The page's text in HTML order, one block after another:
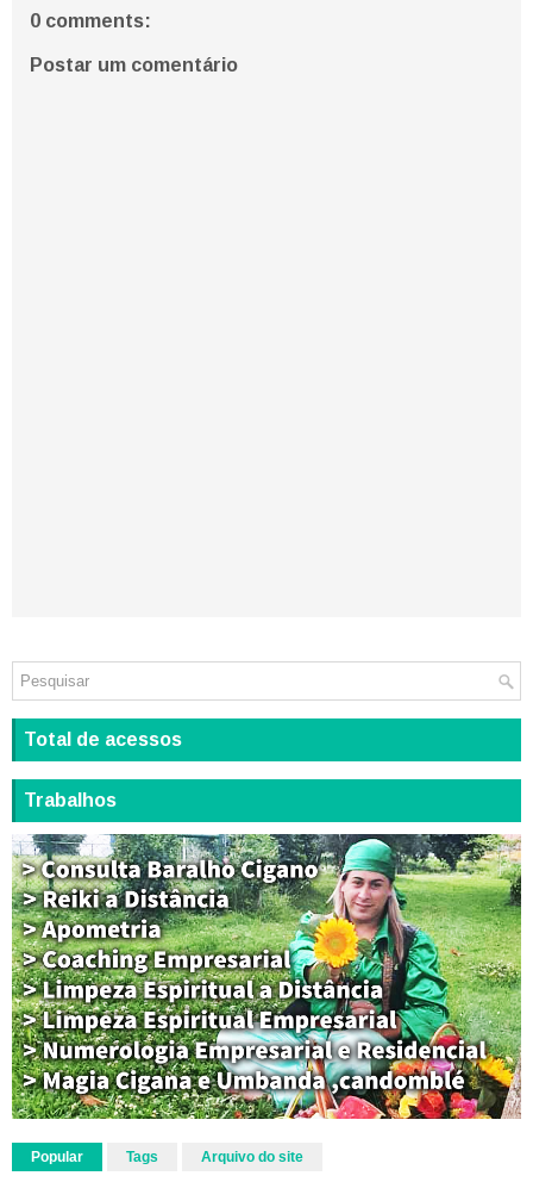
0 comments:
Postar um comentário
Total de acessos
Trabalhos
Popular Tags Arquivo do site